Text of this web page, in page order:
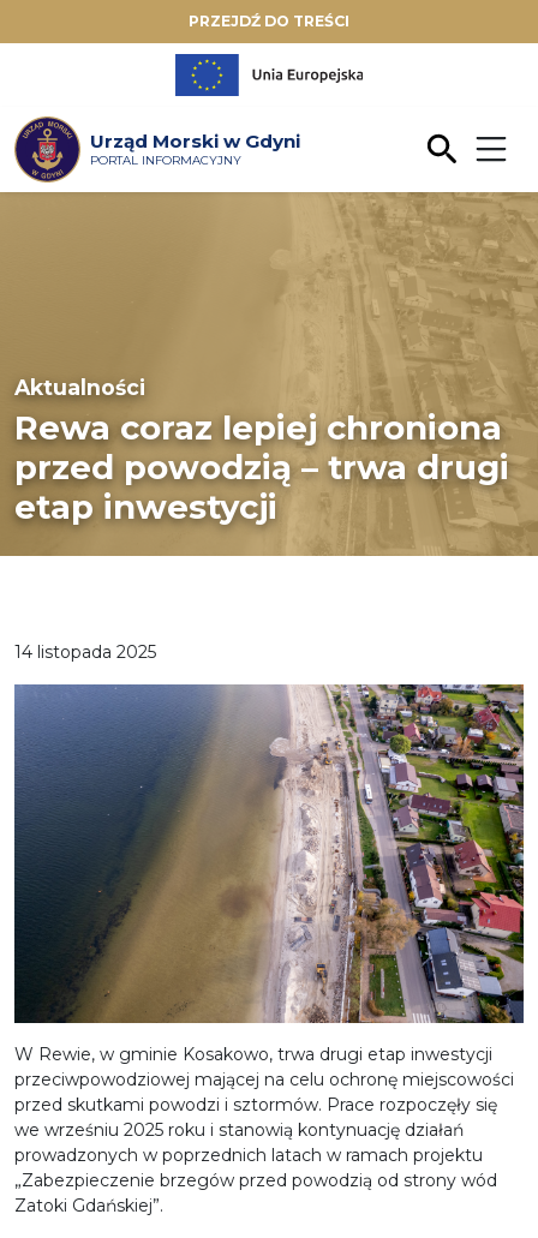
PRZEJDŹ DO TREŚCI
Urząd Morski w Gdyni
PORTAL INFORMACYJNY
Aktualności
Rewa coraz lepiej chroniona
przed powodzią – trwa drugi
etap inwestycji
14 listopada 2025
W Rewie, w gminie Kosakowo, trwa drugi etap inwestycji
przeciwpowodziowej mającej na celu ochronę miejscowości
przed skutkami powodzi i sztormów. Prace rozpoczęły się
we wrześniu 2025 roku i stanowią kontynuację działań
prowadzonych w poprzednich latach w ramach projektu
„Zabezpieczenie brzegów przed powodzią od strony wód
Zatoki Gdańskiej”.